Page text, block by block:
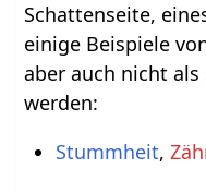
Schattenseite,
einige Beispiele
aber auch nicht
werden:
Stummheit,